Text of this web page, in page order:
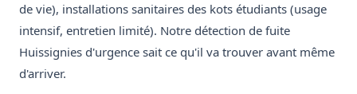
de vie), installations sanitaires des kots étudiants (usage
intensif, entretien limité). Notre détection de fuite
Huissignies d'urgence sait ce qu'il va trouver avant même
d'arriver.